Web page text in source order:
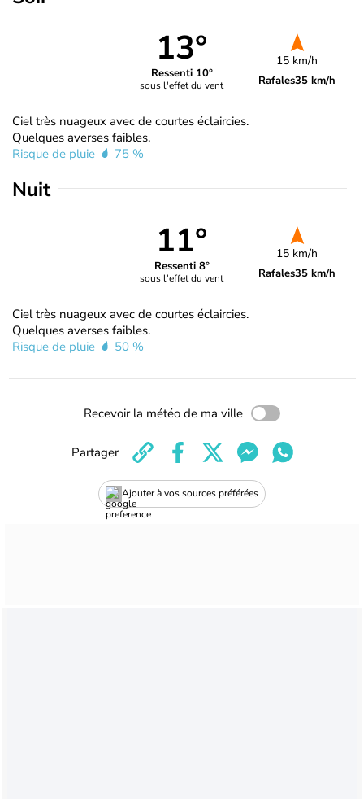
13°
Ressenti 10°
sous l'effet du vent
15 km/h
Rafales35 km/h
Ciel très nuageux avec de courtes éclaircies.
Quelques averses faibles.
Risque de pluie
75 %
Nuit
11°
Ressenti 8°
sous l'effet du vent
15 km/h
Rafales35 km/h
Ciel très nuageux avec de courtes éclaircies.
Quelques averses faibles.
Risque de pluie
50 %
Recevoir la météo de ma ville
Ajouter à vos sources préférées
Partager